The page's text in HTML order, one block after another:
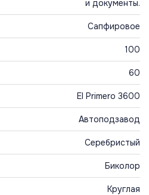
и документы.
Сапфировое
100
60
El Primero 3600
Автоподзавод
Серебристый
Биколор
Круглая